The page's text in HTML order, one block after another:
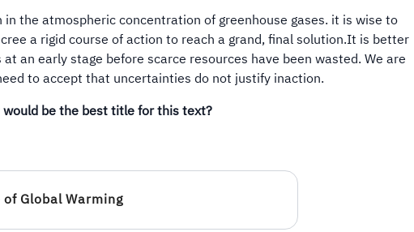
the atmospheric concentration of greenhouse gases. it is wise to
a rigid course of action to reach a grand, final solution.It is better
an early stage before scarce resources have been wasted. We are
to accept that uncertainties do not justify inaction.
would be the best title for this text?
of Global Warming